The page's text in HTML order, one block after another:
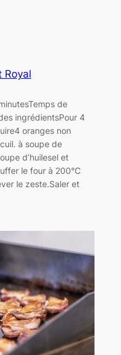
Royal
de
ingrédientsPour 4
oranges non
à soupe de
d’huilesel et
le four à 200°C
le zeste.Saler et